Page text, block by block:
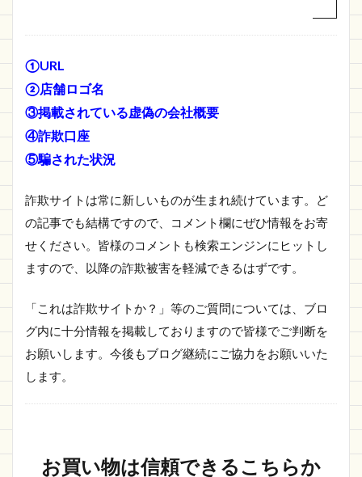
①URL
②店舗ロゴ名
③掲載されている虚偽の会社概要
④詐欺口座
⑤騙された状況
詐欺サイトは常に新しいものが生まれ続けています。ど
の記事でも結構ですので、コメント欄にぜひ情報をお寄
せください。皆様のコメントも検索エンジンにヒットし
ますので、以降の詐欺被害を軽減できるはずです。
「これは詐欺サイトか？」等のご質問については、ブロ
グ内に十分情報を掲載しておりますので皆様でご判断を
お願いします。今後もブログ継続にご協力をお願いいた
します。
お買い物は信頼できるこちらか